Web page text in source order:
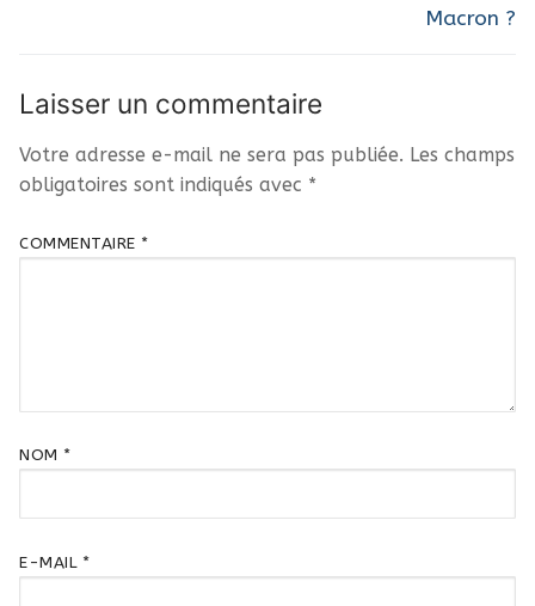
Macron ?
Laisser un commentaire
Votre adresse e-mail ne sera pas publiée. Les champs
obligatoires sont indiqués avec *
COMMENTAIRE *
NOM *
E-MAIL *